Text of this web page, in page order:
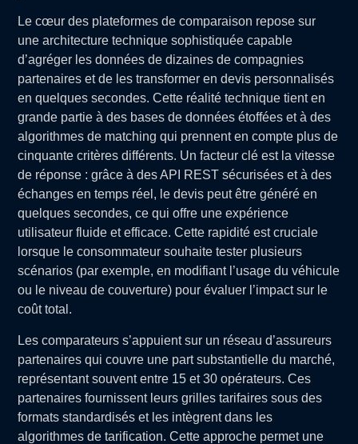
Le cœur des plateformes de comparaison repose sur
une architecture technique sophistiquée capable
d’agréger les données de dizaines de compagnies
partenaires et de les transformer en devis personnalisés
en quelques secondes. Cette réalité technique tient en
grande partie à des bases de données étoffées et à des
algorithmes de matching qui prennent en compte plus de
cinquante critères différents. Un facteur clé est la vitesse
de réponse : grâce à des API REST sécurisées et à des
échanges en temps réel, le devis peut être généré en
quelques secondes, ce qui offre une expérience
utilisateur fluide et efficace. Cette rapidité est cruciale
lorsque le consommateur souhaite tester plusieurs
scénarios (par exemple, en modifiant l’usage du véhicule
ou le niveau de couverture) pour évaluer l’impact sur le
coût total.
Les comparateurs s’appuient sur un réseau d’assureurs
partenaires qui couvre une part substantielle du marché,
représentant souvent entre 15 et 30 opérateurs. Ces
partenaires fournissent leurs grilles tarifaires sous des
formats standardisés et les intègrent dans les
algorithmes de tarification. Cette approche permet une